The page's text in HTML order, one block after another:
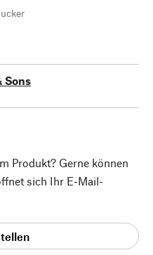
Sons
Produkt? Gerne können
sich Ihr E-Mail-